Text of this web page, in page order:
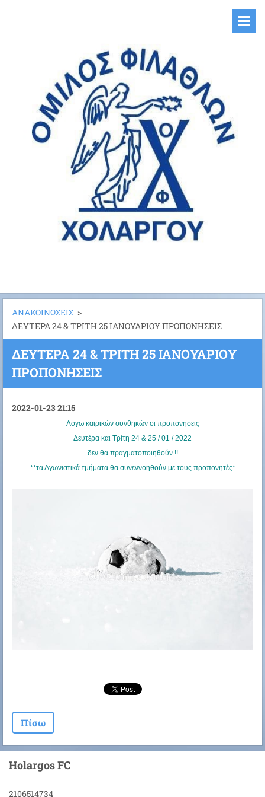
ΑΝΑΚΟΙΝΩΣΕΙΣ >
ΔΕΥΤΕΡΑ 24 & ΤΡΙΤΗ 25 ΙΑΝΟΥΑΡΙΟΥ ΠΡΟΠΟΝΗΣΕΙΣ
ΔΕΥΤΕΡΑ 24 & ΤΡΙΤΗ 25 ΙΑΝΟΥΑΡΙΟΥ
ΠΡΟΠΟΝΗΣΕΙΣ
2022-01-23 21:15
Λόγω καιρικών συνθηκών οι προπονήσεις
Δευτέρα και Τρίτη 24 & 25 / 01 / 2022
δεν θα πραγματοποιηθούν !!
**τα Αγωνιστικά τμήματα θα συνεννοηθούν με τους προπονητές*
Πίσω
Holargos FC
2106514734